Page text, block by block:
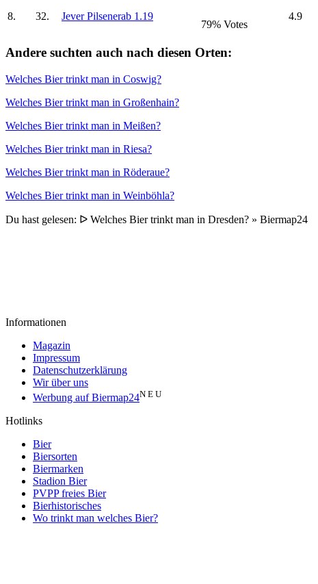
8. 32. Jever Pilsenerab 1.19
79% Votes
4.9
Andere suchten auch nach diesen Orten:
Welches Bier trinkt man in Coswig?
Welches Bier trinkt man in Großenhain?
Welches Bier trinkt man in Meißen?
Welches Bier trinkt man in Riesa?
Welches Bier trinkt man in Röderaue?
Welches Bier trinkt man in Weinböhla?
Du hast gelesen: ᐅ Welches Bier trinkt man in Dresden? » Biermap24
Informationen
Magazin
Impressum
Datenschutzerklärung
Wir über uns
Werbung auf Biermap24N E U
Hotlinks
Bier
Biersorten
Biermarken
Stadion Bier
PVPP freies Bier
Bierhistorisches
Wo trinkt man welches Bier?